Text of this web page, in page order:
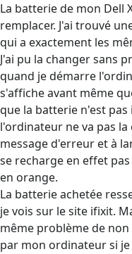
La batterie de mon Dell
remplacer. J'ai trouvé
qui a exactement les
J'ai pu la changer sans
quand je démarre
s'affiche avant même
que la batterie n'est
l'ordinateur ne va pas la
message d'erreur et à
se recharge en effet
en orange.
La batterie achetée
je vois sur le site ifixit.
même problème de
par mon ordinateur si